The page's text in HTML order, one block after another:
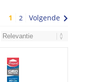
1 2 Volgende